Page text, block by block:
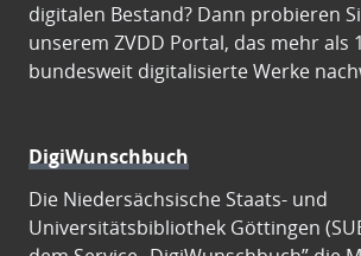
digitalen Bestand? Dann probieren
unserem ZVDD Portal, das mehr als
bundesweit digitalisierte Werke
DigiWunschbuch
Die Niedersächsische Staats- und
Universitätsbibliothek Göttingen